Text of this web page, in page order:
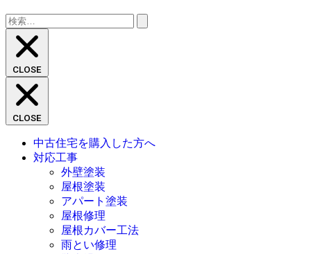
検
索:
CLOSE
CLOSE
中古住宅を購入した方へ
対応工事
外壁塗装
屋根塗装
アパート塗装
屋根修理
屋根カバー工法
雨とい修理